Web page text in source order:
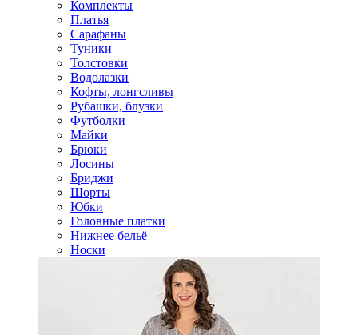
Комплекты
Платья
Сарафаны
Туники
Толстовки
Водолазки
Кофты, лонгсливы
Рубашки, блузки
Футболки
Майки
Брюки
Лосины
Бриджи
Шорты
Юбки
Головные платки
Нижнее бельё
Носки